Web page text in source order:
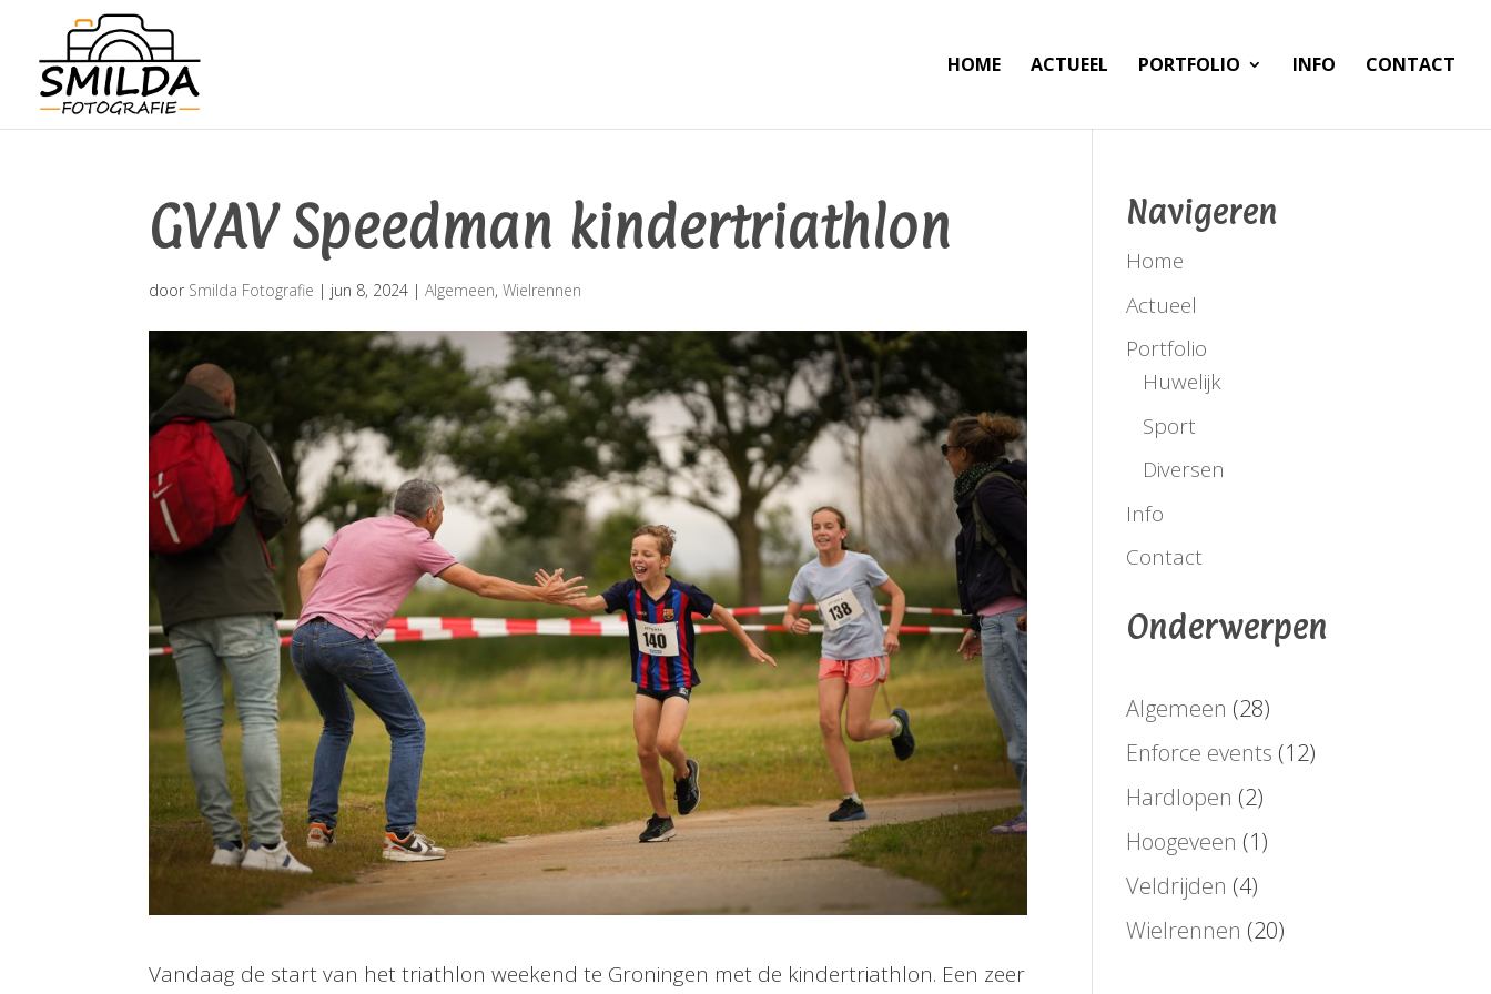
HOME ACTUEEL PORTFOLIO INFO CONTACT
GVAV Speedman kindertriathlon
door Smilda Fotografie | jun 8, 2024 |Algemeen,Wielrennen
Vandaag de start van het triathlon weekend te Groningen met de kindertriathlon. Een zeer
Navigeren
Home
Actueel
Portfolio
Huwelijk
Sport
Diversen
Info
Contact
Onderwerpen
Algemeen (28)
Enforce events (12)
Hardlopen (2)
Hoogeveen (1)
Veldrijden (4)
Wielrennen (20)